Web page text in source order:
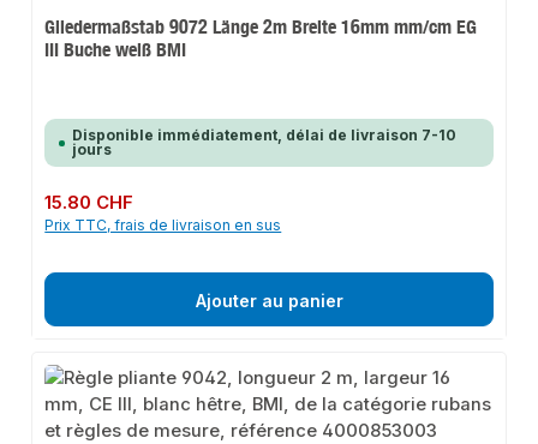
Gliedermaßstab 9072 Länge 2m Breite 16mm mm/cm EG
III Buche weiß BMI
Disponible immédiatement, délai de livraison 7-10
jours
Prix régulier :
15.80 CHF
Prix TTC, frais de livraison en sus
Ajouter au panier